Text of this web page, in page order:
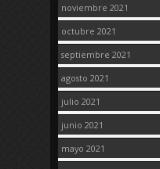
noviembre 2021
octubre 2021
septiembre 2021
agosto 2021
julio 2021
junio 2021
mayo 2021